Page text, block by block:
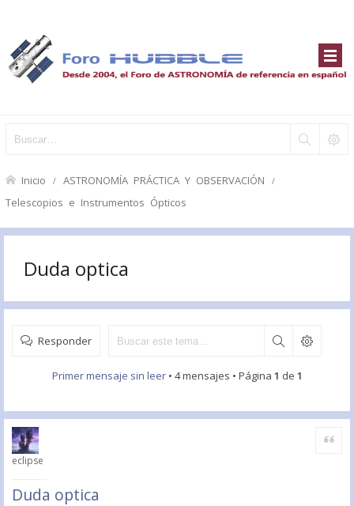
Inicio ASTRONOMÍA PRÁCTICA Y OBSERVACIÓN
Telescopios e Instrumentos Ópticos
Duda optica
Responder
Primer mensaje sin leer• 4 mensajes • Página 1 de 1
eclipse
Duda optica
Citar